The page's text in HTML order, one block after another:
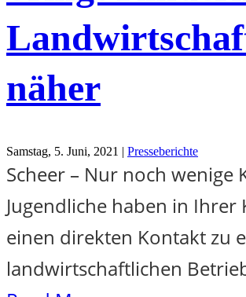
näher
Samstag, 5. Juni, 2021 | Presseberichte
Scheer – Nur noch wenige
Jugendliche haben in Ihrer
einen direkten Kontakt zu
landwirtschaftlichen